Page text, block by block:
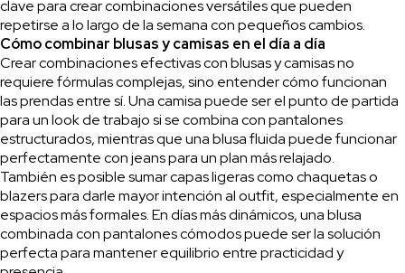
clave para crear combinaciones versátiles que pueden
repetirse a lo largo de la semana con pequeños cambios.
Cómo combinar blusas y camisas en el día a día
Crear combinaciones efectivas con blusas y camisas no
requiere fórmulas complejas, sino entender cómo funcionan
las prendas entre sí. Una camisa puede ser el punto de partida
para un look de trabajo si se combina con pantalones
estructurados, mientras que una blusa fluida puede funcionar
perfectamente con jeans para un plan más relajado.
También es posible sumar capas ligeras como chaquetas o
blazers para darle mayor intención al outfit, especialmente en
espacios más formales. En días más dinámicos, una blusa
combinada con pantalones cómodos puede ser la solución
perfecta para mantener equilibrio entre practicidad y